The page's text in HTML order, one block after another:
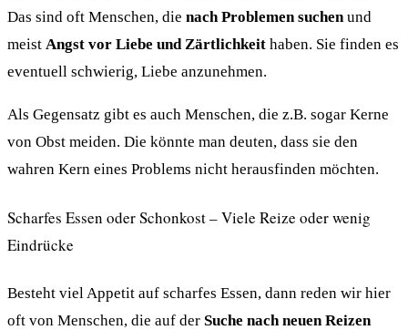
Das sind oft Menschen, die nach Problemen suchenund
meist Angst vor Liebe und Zärtlichkeit haben. Sie finden es
eventuell schwierig, Liebe anzunehmen.
Als Gegensatz gibt es auch Menschen, die z.B. sogar Kerne
von Obst meiden. Die könnte man deuten, dass sie den
wahren Kern eines Problems nicht herausfinden möchten.
Scharfes Essen oder Schonkost – Viele Reize oder wenig
Eindrücke
Besteht viel Appetit auf scharfes Essen, dann reden wir hier
oft von Menschen, die auf der Suche nach neuen Reizen